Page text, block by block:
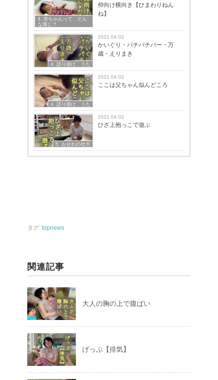
3. 赤ちゃんって、どん
な感じ？
仰向け横向き【ひまわりねん
ね】
4. 語り掛け、うた
2021.04.02
かいぐり・パチパチパー・万
歳・えりまき
4. 語り掛け、うた
2021.04.02
ここは父ちゃん似んどころ
5. おせわの仕方
2021.04.02
ひざ上抱っこで遊ぶ
タグ: topnews
関連記事
大人の胸の上で腹ばい
げっぷ【排気】